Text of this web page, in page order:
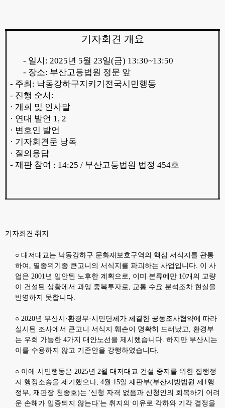
기자회견 개요
- 일시 : 2025년 5월23일(금) 13:30~13:50
- 장소: 부산고등법원 정문 앞
- 주최 : 낙동강하구지키기전국시민행동
- 진행 순서 :
· 개회 및 인사말
· 연대 발언 1, 2
· 변호인 발언
· 기자회견문 낭독
· 질의응답
- 재판 참여 : 14:25 / 부산고등법원 법정 454호
기자회견 취지
○ 대저대교는 낙동강하구 문화재보호구역의 핵심 서식지를 관통
하여 , 멸종위기종 큰고니의 서식지를 파괴하는 사업입니다. 이 사
업은 2001년 입안된 노후한 계획으로, 이미 본류에만 10개의 교량
이 건설된 상황에서 과잉 중복투자로, 교통 수요 분석조차 현실을
반영하지 못합니다.
○ 2020년 부산시 · 환경부·시민단체가 체결한 공동조사협약에 따라
실시된 조사에서 큰고니 서식지 훼손이 명확히 드러났고, 환경부
는 우회 가능한 4가지 대안노선을 제시했습니다. 하지만 부산시는
이를 수용하지 않고 기존안을 강행하였습니다.
○ 이에 시민행동은 2025년 2월 대저대교 건설 중지를 위한 집행정
지 행정소송을 제기했으나, 4월 15일 재판부(부산지방법원 제 1행
정부, 재판장 천종호)는 '신청 자격 없음과 신청인의 회복하기 어려
운 손해가 입증되지 않는다'는 취지의 이유로 각하와 기각 결정을